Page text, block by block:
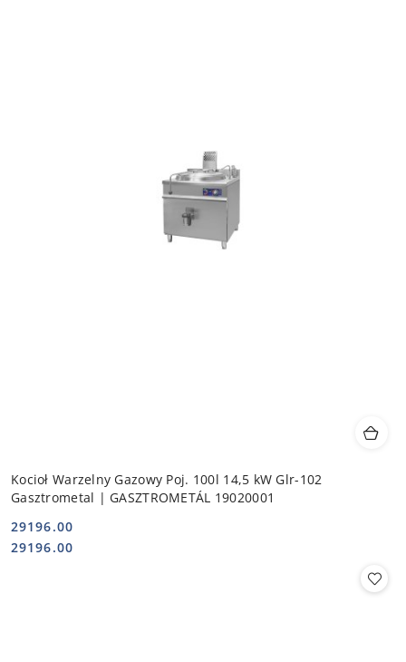
Kocioł Warzelny Gazowy Poj. 100l 14,5 kW Glr-102
Gasztrometal | GASZTROMETÁL 19020001
Cena:
29196.00
Cena:
29196.00